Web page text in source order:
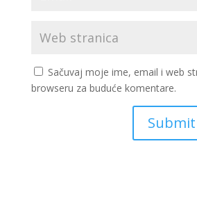
Sačuvaj moje ime, email i web
browseru za buduće komentare.